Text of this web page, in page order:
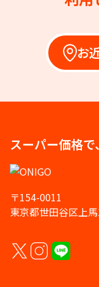
お
スーパー価格で
〒154-0011
東京都世田谷区上